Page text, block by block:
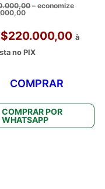
– economize
220.000,00 à
no PIX
COMPRAR
COMPRAR POR
WHATSAPP